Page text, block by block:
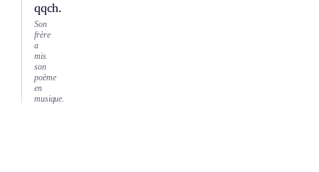
qqch.
Son
frère
a
mis
son
poème
en
musique.